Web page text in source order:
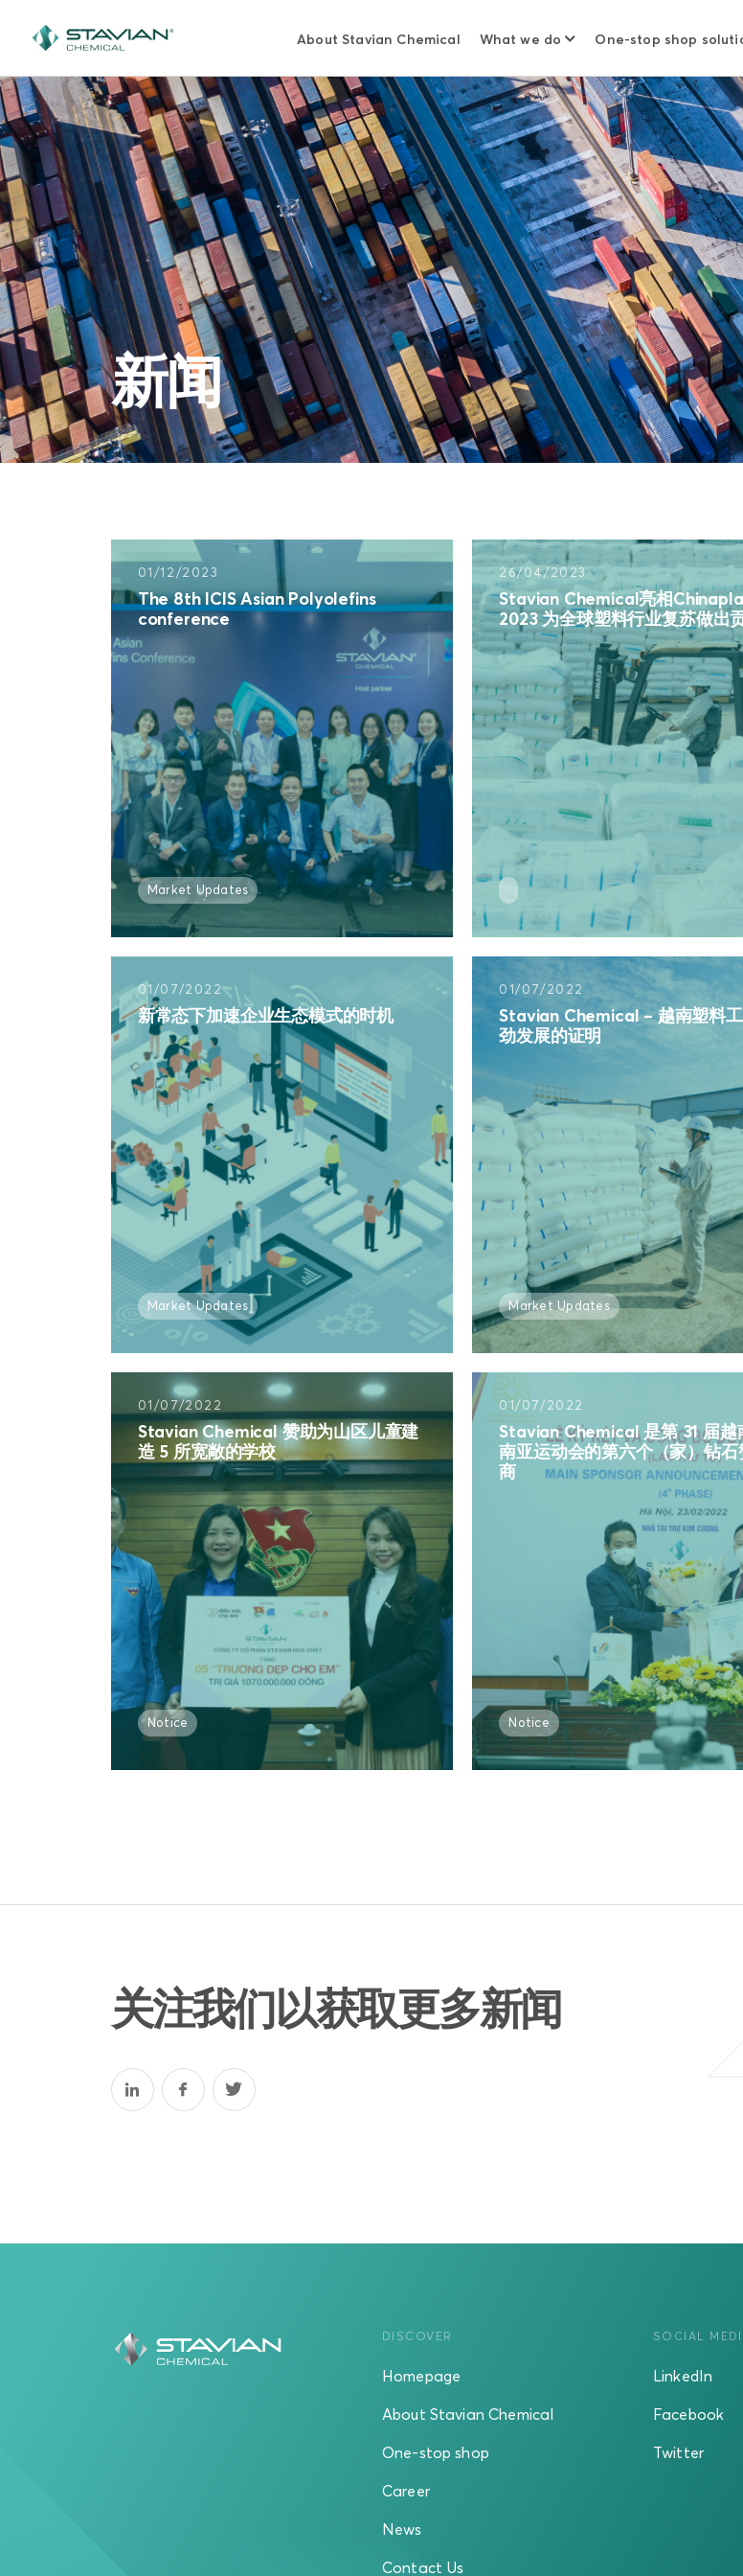
主
要
内
容
About Stavian Chemical What we do One-stop shop
新闻
01/12/2023
The 8th ICIS Asian Polyolefins
conference
Market Updates
26/04/2023
Stavian Chemical亮相
2023 为全球塑料行业复苏做出
01/07/2022
新常态下加速企业生态模式的时机
Market Updates
01/07/2022
Stavian Chemical – 越南塑料
劲发展的证明
Market Updates
01/07/2022
Stavian Chemical 赞助为山区儿童建
造 5 所宽敞的学校
Notice
01/07/2022
Stavian Chemical 是第 31 届越
南亚运动会的第六个（家）钻石
商
Notice
关注我们以获取更多新闻
DISCOVER
Homepage
About Stavian Chemical
One-stop shop
Career
News
Contact Us
SOCIAL
LinkedIn
Facebook
Twitter